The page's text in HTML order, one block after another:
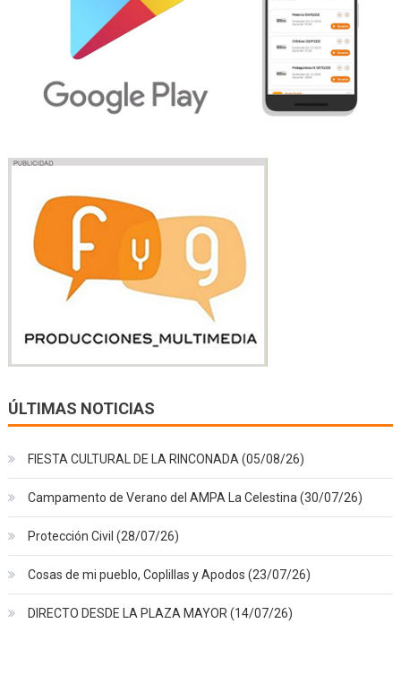
ÚLTIMAS NOTICIAS
FIESTA CULTURAL DE LA RINCONADA (05/08/26)
Campamento de Verano del AMPA La Celestina (30/07/26)
Protección Civil (28/07/26)
Cosas de mi pueblo, Coplillas y Apodos (23/07/26)
DIRECTO DESDE LA PLAZA MAYOR (14/07/26)